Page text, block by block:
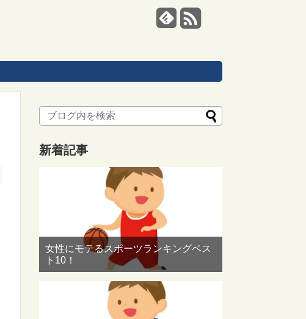
新着記事
女性にモテるスポーツランキングベス
ト10！